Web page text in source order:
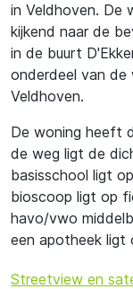
in Veldhoven. De
kijkend naar de
in de buurt
onderdeel van de
Veldhoven.
De woning heeft
de weg ligt de
basisschool ligt
bioscoop ligt op
havo/vwo
een apotheek ligt
Streetview en